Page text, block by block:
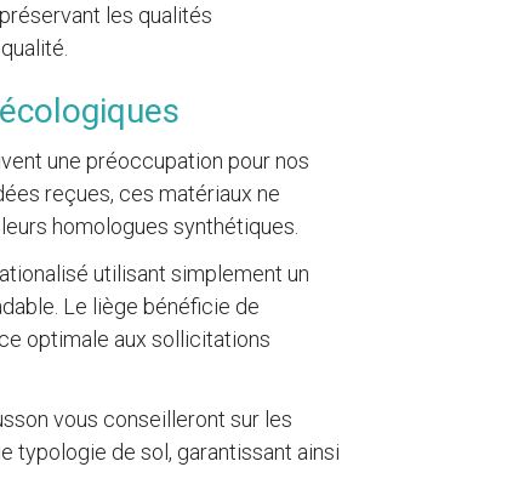
les qualités
une préoccupation pour nos
reçues, ces matériaux ne
homologues synthétiques.
utilisant simplement un
Le liège bénéficie de
optimale aux sollicitations
vous conseilleront sur les
typologie de sol, garantissant ainsi